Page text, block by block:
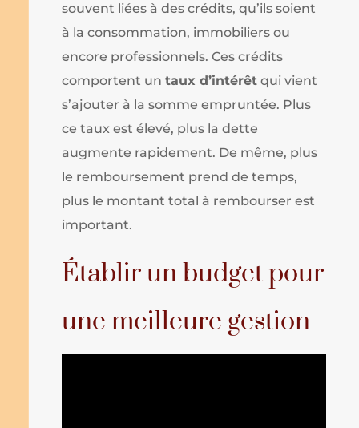
souvent liées à des crédits, qu’ils soient
à la consommation, immobiliers ou
encore professionnels. Ces crédits
comportent untaux d’intérêt qui vient
s’ajouter à la somme empruntée. Plus
ce taux est élevé, plus la dette
augmente rapidement. De même, plus
le remboursement prend de temps,
plus le montant total à rembourser est
important.
Établir un budget pour
une meilleure gestion